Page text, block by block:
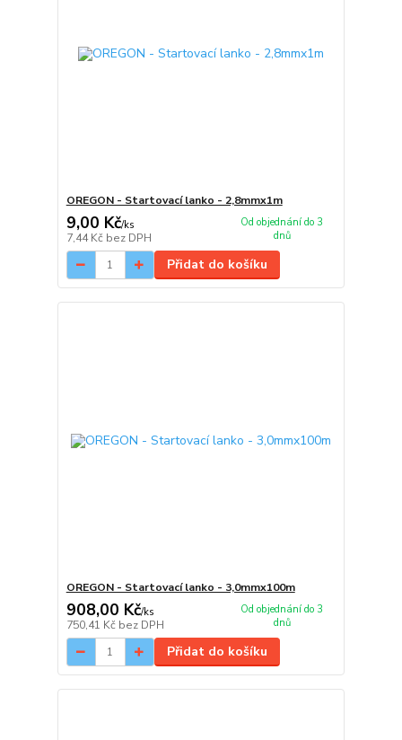
OREGON - Startovací lanko - 2,8mmx1m
9,00 Kč/ks
7,44 Kč bez DPH
Od objednání do 3
dnů
Přidat do košíku
OREGON - Startovací lanko - 3,0mmx100m
908,00 Kč/ks
750,41 Kč bez DPH
Od objednání do 3
dnů
Přidat do košíku